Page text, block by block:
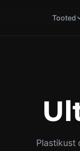
Tooted
Plastikust